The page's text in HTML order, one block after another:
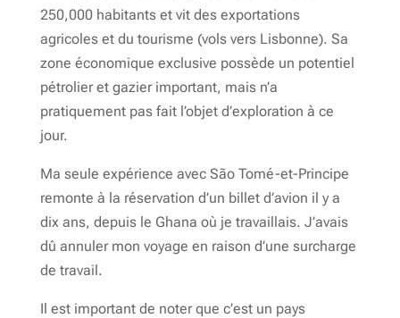
250,000 habitants et vit des exportations
agricoles et du tourisme (vols vers Lisbonne). Sa
zone économique exclusive possède un potentiel
pétrolier et gazier important, mais n’a
pratiquement pas fait l’objet d’exploration à ce
jour.
Ma seule expérience avec São Tomé-et-Principe
remonte à la réservation d’un billet d’avion il y a
dix ans, depuis le Ghana où je travaillais. J’avais
dû annuler mon voyage en raison d’une surcharge
de travail.
Il est important de noter que c’est un pays